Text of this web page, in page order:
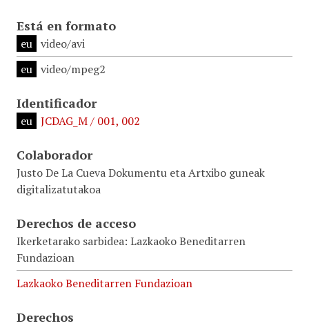
Está en formato
eu video/avi
eu video/mpeg2
Identificador
eu JCDAG_M / 001, 002
Colaborador
Justo De La Cueva Dokumentu eta Artxibo guneak
digitalizatutakoa
Derechos de acceso
Ikerketarako sarbidea: Lazkaoko Beneditarren
Fundazioan
Lazkaoko Beneditarren Fundazioan
Derechos